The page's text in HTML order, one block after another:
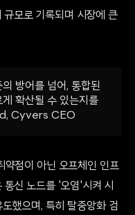
모로 기록되며 시장에 큰
방어를 넘어, 통합된
확산될 수 있는지를
Cyvers CEO
약점이 아닌 오프체인 인프
통신 노드를 '오염'시켜 시
했으며, 특히 탈중앙화 검